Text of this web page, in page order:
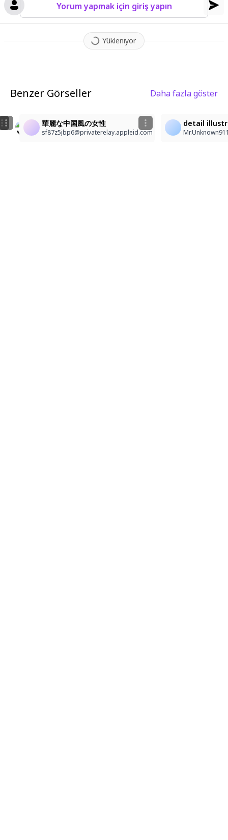
Yorum yapmak için giriş yapın
Yükleniyor
Benzer Görseller Daha fazla göster
Serena
Serena Devil Rabbit Hayate
ty
華麗な中国風の女性
sf87z5jbp6@privaterelay.appleid.com
detail